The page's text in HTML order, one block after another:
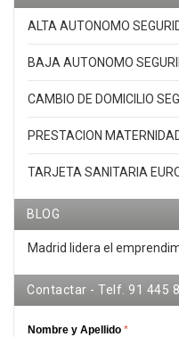
ALTA AUTONOMO
BAJA AUTONOMO
CAMBIO DE DOMICILIO
PRESTACION
TARJETA SANITARIA
BLOG
Madrid lidera el
Contactar - Telf. 91 445
Nombre y Apellido *